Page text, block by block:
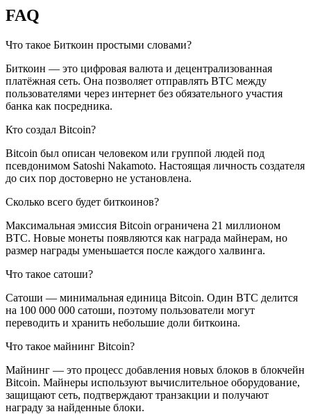
FAQ
Что такое Биткоин простыми словами?
Биткоин — это цифровая валюта и децентрализованная
платёжная сеть. Она позволяет отправлять BTC между
пользователями через интернет без обязательного участия
банка как посредника.
Кто создал Bitcoin?
Bitcoin был описан человеком или группой людей под
псевдонимом Satoshi Nakamoto. Настоящая личность создателя
до сих пор достоверно не установлена.
Сколько всего будет биткоинов?
Максимальная эмиссия Bitcoin ограничена 21 миллионом
BTC. Новые монеты появляются как награда майнерам, но
размер награды уменьшается после каждого халвинга.
Что такое сатоши?
Сатоши — минимальная единица Bitcoin. Один BTC делится
на 100 000 000 сатоши, поэтому пользователи могут
переводить и хранить небольшие доли биткоина.
Что такое майнинг Bitcoin?
Майнинг — это процесс добавления новых блоков в блокчейн
Bitcoin. Майнеры используют вычислительное оборудование,
защищают сеть, подтверждают транзакции и получают
награду за найденные блоки.